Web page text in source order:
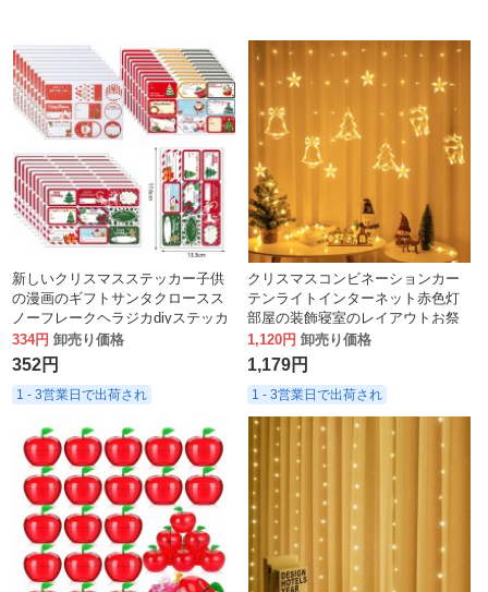
新しいクリスマスステッカー子供
の漫画のギフトサンタクロースス
ノーフレークヘラジカdiyステッカ
ークリスマスパーティーの装飾
334円 卸売り価格
352円
1 - 3営業日で出荷され
クリスマスコンビネーションカー
テンライトインターネット赤色灯
部屋の装飾寝室のレイアウトお祭
りライト点滅ストリングライト星
空
1,120円 卸売り価格
1,179円
1 - 3営業日で出荷され